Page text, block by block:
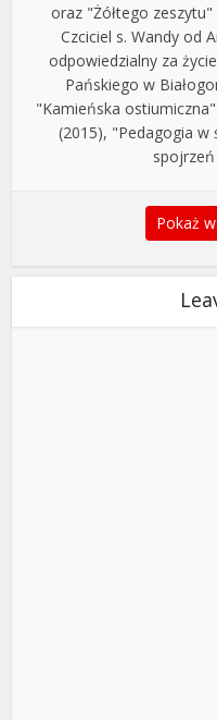
oraz "Żółtego zeszytu"
Czciciel s. Wandy od
odpowiedzialny za
Pańskiego w
"Kamieńska
(2015), "Pedagogia w
Pokaż